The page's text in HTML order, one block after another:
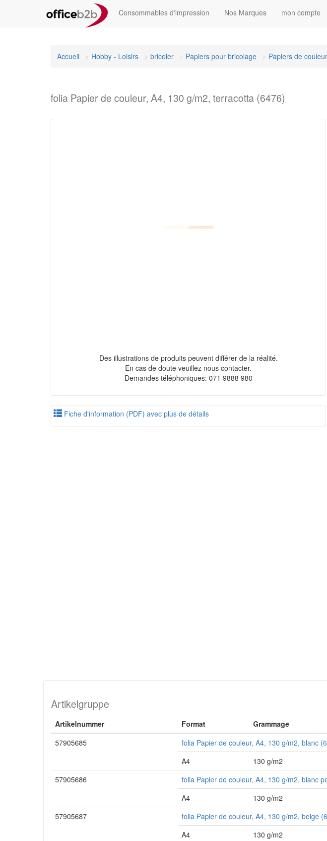
Consommables d'impression Nos Marques mon compte
Accueil Hobby - Loisirs bricoler Papiers pour bricolage Papiers de
folia Papier de couleur, A4, 130 g/m2, terracotta (6476)
Des illustrations de produits peuvent différer de la réalité.
En cas de doute veuillez nous contacter.
Demandes téléphoniques: 071 9888 980
Fiche d'information (PDF) avec plus de détails
Artikelgruppe
Artikelnummer Format Grammage
57905685
folia Papier de couleur, A4, 130 g/m2, blanc
A4
130 g/m2
57905686
folia Papier de couleur, A4, 130 g/m2, blanc
A4
130 g/m2
57905687
folia Papier de couleur, A4, 130 g/m2, beige
A4
130 g/m2